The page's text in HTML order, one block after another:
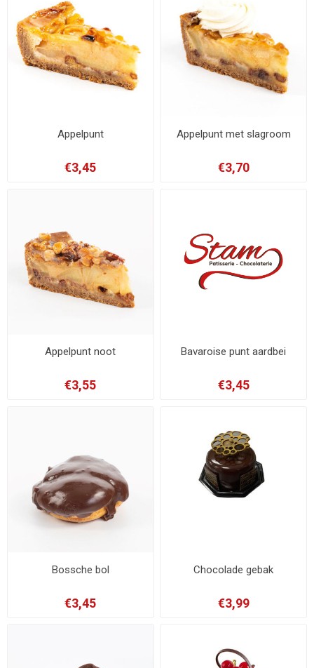
Appelpunt
€3,45
Appelpunt met slagroom
€3,70
Appelpunt noot
€3,55
Bavaroise punt aardbei
€3,45
Bossche bol
€3,45
Chocolade gebak
€3,99